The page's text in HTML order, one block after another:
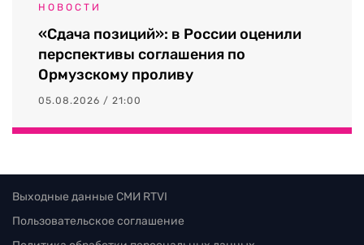
НОВОСТИ
«Сдача позиций»: в России оценили
перспективы соглашения по
Ормузскому проливу
05.08.2026 / 21:00
Выходные данные СМИ RTVI
Пользовательское соглашение